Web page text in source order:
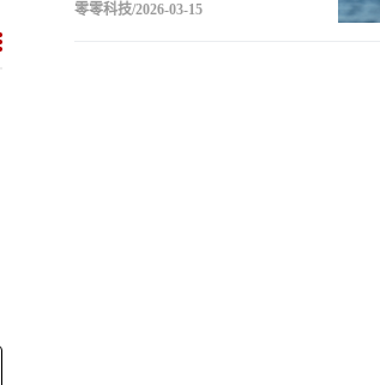
零零科技/2026-03-15